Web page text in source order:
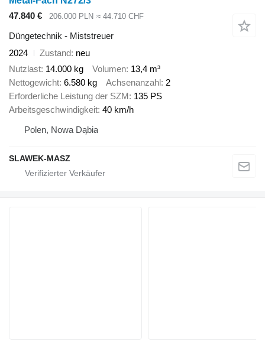
47.840 €
206.000 PLN ≈ 44.710 CHF
Düngetechnik - Miststreuer
2024
Zustand neu
Nutzlast 14.000 kg Volumen 13,4 m³
Nettogewicht 6.580 kg Achsenanzahl 2
Erforderliche Leistung der SZM 135 PS
Arbeitsgeschwindigkeit 40 km/h
Polen, Nowa Dąbia
SLAWEK-MASZ